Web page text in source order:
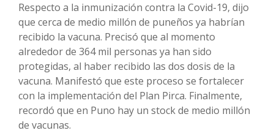
Respecto a la inmunización contra la Covid-19, dijo
que cerca de medio millón de puneños ya habrían
recibido la vacuna. Precisó que al momento
alrededor de 364 mil personas ya han sido
protegidas, al haber recibido las dos dosis de la
vacuna. Manifestó que este proceso se fortalecer
con la implementación del Plan Pirca. Finalmente,
recordó que en Puno hay un stock de medio millón
de vacunas.